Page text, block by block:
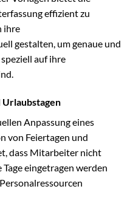
effizient zu
ihre
gestalten, um genaue und
auf ihre
Anpassung eines
von Feiertagen und
dass Mitarbeiter nicht
eingetragen werden